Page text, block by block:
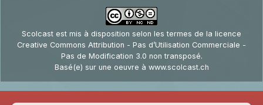
Scolcast est mis à disposition selon les termes de la licence
Creative Commons Attribution - Pas d’Utilisation Commerciale -
Pas de Modification 3.0 non transposé.
Basé(e) sur une oeuvre à www.scolcast.ch